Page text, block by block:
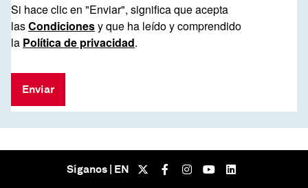
Si hace clic en "Enviar", significa que acepta
lasCondicionesy que ha leído y comprendido
la Política de privacidad.
Enviar
Síganos | EN